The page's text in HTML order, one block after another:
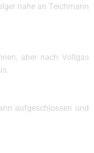
nahe an Teichmann
aber nach Vollgas
aufgeschlossen und